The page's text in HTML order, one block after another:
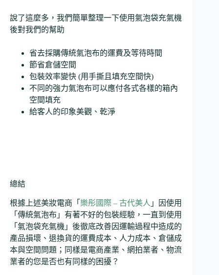
說了這麼多，我們簡單整理一下使用氣泡袋充氣機
後對我們的幫助
省去採購傳統氣泡布的運費及等待時間
節省倉儲空間
包裝效率變快 (用手撕且填充空間快)
不同的強力氣泡布可以應付各式各樣的箱內
空間填充
給客人的印象美觀、乾淨
總結
根據上述美妝電商「 樂彤國際 – 古代美人 」因使用
「傳統氣泡布」有著不好的包裝經驗，一直到使用
「氣泡袋充氣機」後徹底改善因運輸過程中造成的
產品損壞、退換貨的運費成本、人力成本、倉儲成
本與空間問題；同樣是電商產業、網拍業者、物流
業者的您是否也有同樣的困擾？